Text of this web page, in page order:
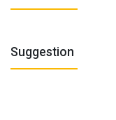
Suggestion